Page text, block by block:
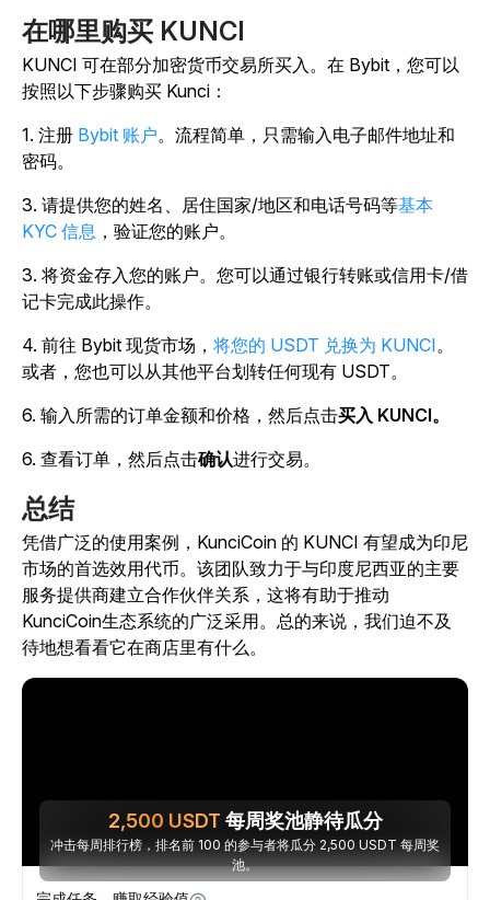
在哪里购买 KUNCI
KUNCI 可在部分加密货币交易所买入。在 Bybit，您可以
按照以下步骤购买 Kunci：
1. 注册 Bybit 账户。流程简单，只需输入电子邮件地址和
密码。
3. 请提供您的姓名、居住国家/地区和电话号码等基本
KYC 信息 ，验证您的账户。
3. 将资金存入您的账户。您可以通过银行转账或信用卡/借
记卡完成此操作。
4. 前往 Bybit 现货市场， 将您的 USDT 兑换为 KUNCI。
或者，您也可以从其他平台划转任何现有 USDT。
6. 输入所需的订单金额和价格，然后点击买入 KUNCI。
6. 查看订单，然后点击确认进行交易。
总结
凭借广泛的使用案例，KunciCoin 的 KUNCI 有望成为印尼
市场的首选效用代币。该团队致力于与印度尼西亚的主要
服务提供商建立合作伙伴关系，这将有助于推动
KunciCoin生态系统的广泛采用。总的来说，我们迫不及
待地想看看它在商店里有什么。
2,500 USDT 每周奖池静待瓜分
冲击每周排行榜，排名前 100 的参与者将瓜分 2,500 USDT 每周奖
池。